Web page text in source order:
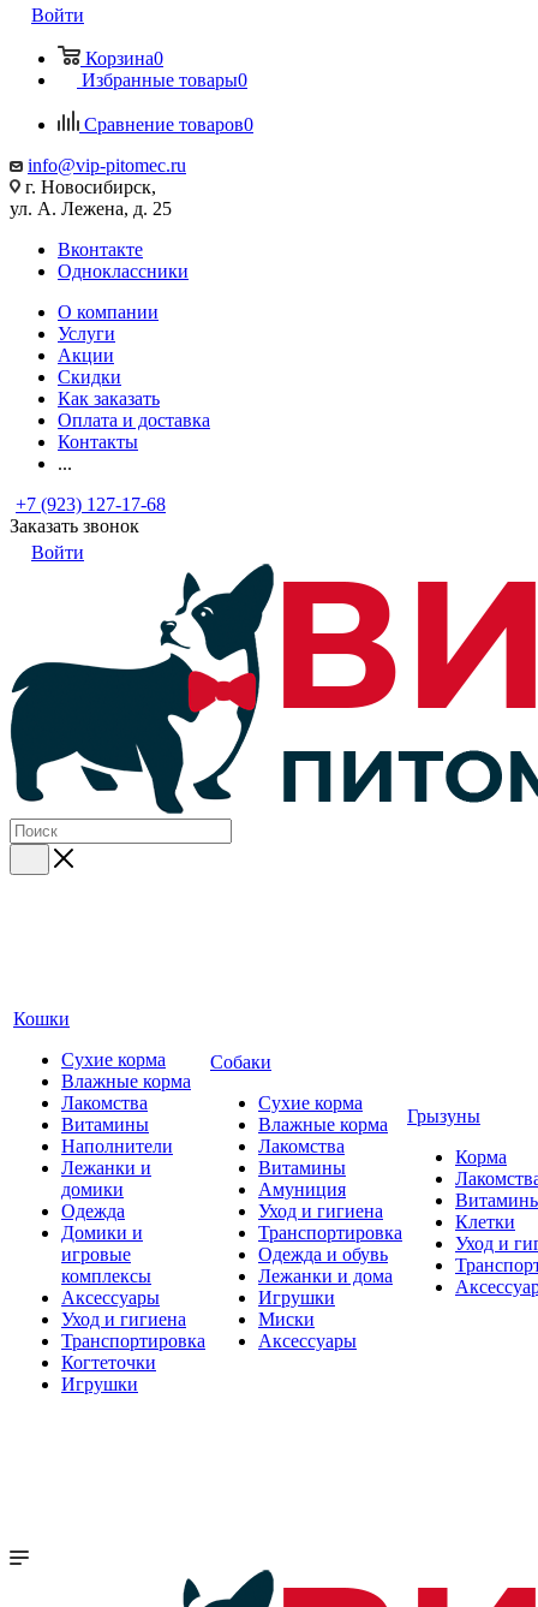
Войти
Корзина0
Избранные товары0
Сравнение товаров0
info@vip-pitomec.ru
г. Новосибирск,
ул. А. Лежена, д. 25
Вконтакте
Одноклассники
О компании
Услуги
Акции
Скидки
Как заказать
Оплата и доставка
Контакты
...
+7 (923) 127-17-68
Заказать звонок
Войти
Кошки
Сухие корма
Влажные корма
Лакомства
Витамины
Наполнители
Лежанки и
домики
Одежда
Домики и
игровые
комплексы
Аксессуары
Уход и гигиена
Транспортировка
Когтеточки
Игрушки
Собаки
Сухие корма
Влажные корма
Лакомства
Витамины
Амуниция
Уход и гигиена
Транспортировка
Одежда и обувь
Лежанки и дома
Игрушки
Миски
Аксессуары
Грызуны
Корма
Клетки
Уход и